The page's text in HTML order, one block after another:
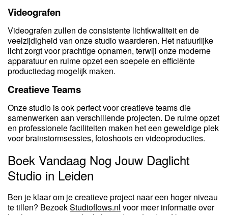
Videografen
Videografen zullen de consistente lichtkwaliteit en de
veelzijdigheid van onze studio waarderen. Het natuurlijke
licht zorgt voor prachtige opnamen, terwijl onze moderne
apparatuur en ruime opzet een soepele en efficiënte
productiedag mogelijk maken.
Creatieve Teams
Onze studio is ook perfect voor creatieve teams die
samenwerken aan verschillende projecten. De ruime opzet
en professionele faciliteiten maken het een geweldige plek
voor brainstormsessies, fotoshoots en videoproducties.
Boek Vandaag Nog Jouw Daglicht
Studio in Leiden
Ben je klaar om je creatieve project naar een hoger niveau
te tillen? BezoekStudioflows.nl voor meer informatie over